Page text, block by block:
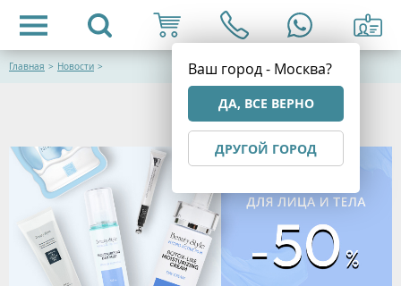
Ваш город - Москва?
ДА, ВСЕ ВЕРНО
ДРУГОЙ ГОРОД
Главная > Новости >